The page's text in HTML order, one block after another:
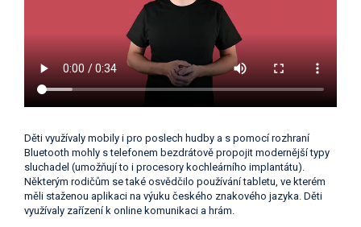
Děti využívaly mobily i pro poslech hudby a s pomocí rozhraní
Bluetooth mohly s telefonem bezdrátově propojit modernější typy
sluchadel (umožňují to i procesory kochleárního implantátu).
Některým rodičům se také osvědčilo používání tabletu, ve kterém
měli staženou aplikaci na výuku českého znakového jazyka. Děti
využívaly zařízení k online komunikaci a hrám.